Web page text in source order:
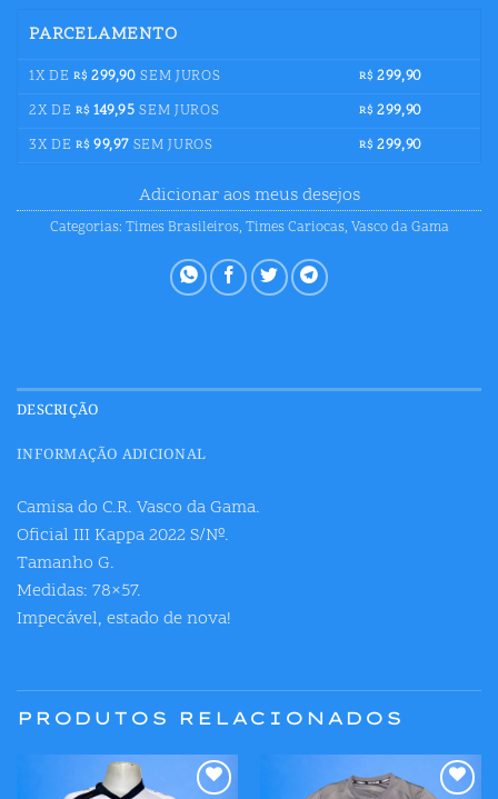
PARCELAMENTO
1X DE R$ 299,90 SEM JUROS R$ 299,90
2X DE R$ 149,95 SEM JUROS R$ 299,90
3X DE R$ 99,97 SEM JUROS R$ 299,90
Adicionar aos meus desejos
Categorias: Times Brasileiros, Times Cariocas, Vasco da Gama
DESCRIÇÃO
INFORMAÇÃO ADICIONAL
Camisa do C.R. Vasco da Gama.
Oficial III Kappa 2022 S/Nº.
Tamanho G.
Medidas: 78×57.
Impecável, estado de nova!
PRODUTOS RELACIONADOS